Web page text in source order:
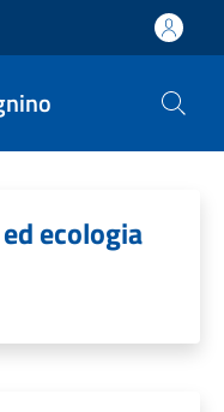
ecologia